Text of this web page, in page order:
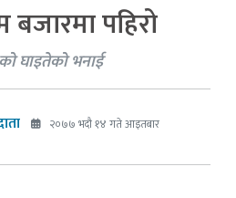
बजारमा पहिरो
घाइतेको भनाई
२०७७ भदौ १४ गते आइतबार